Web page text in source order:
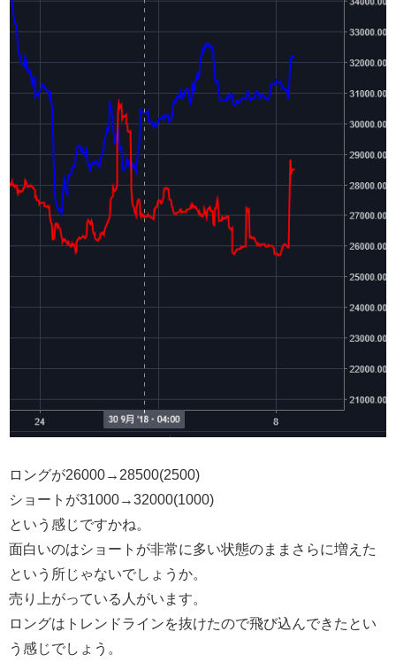
ロングが26000→28500(2500)
ショートが31000→32000(1000)
という感じですかね。
面白いのはショートが非常に多い状態のままさらに増えた
という所じゃないでしょうか。
売り上がっている人がいます。
ロングはトレンドラインを抜けたので飛び込んできたとい
う感じでしょう。